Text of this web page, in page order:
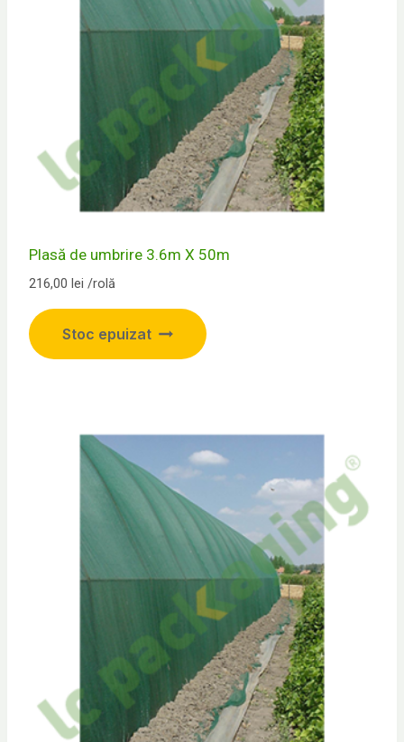
în
pagina
produsului.
Plasă de umbrire 3.6m X 50m
216,00 lei /rolă
Stoc epuizat